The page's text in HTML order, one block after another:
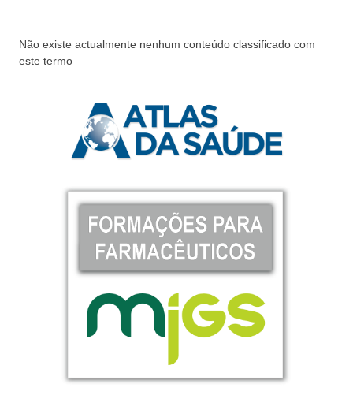
Não existe actualmente nenhum conteúdo classificado com
este termo